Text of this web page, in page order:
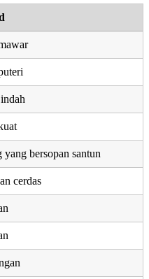
yang bersopan santun
cerdas